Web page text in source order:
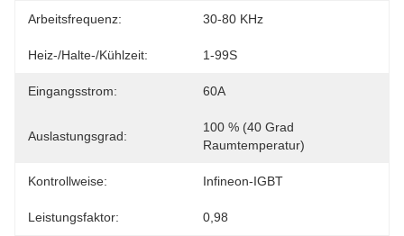
Arbeitsfrequenz: 30-80 KHz
Heiz-/Halte-/Kühlzeit: 1-99S
Eingangsstrom: 60A
Auslastungsgrad:
100 % (40 Grad
Raumtemperatur)
Kontrollweise: Infineon-IGBT
Leistungsfaktor: 0,98